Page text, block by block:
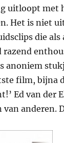
uitloopt met
Het is niet
die
razend
anoniem
film, bijna
Ed van der
anderen.